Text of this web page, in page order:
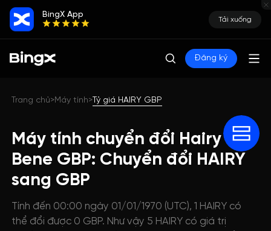
BingX App
Tải xuống
Đăng ký
Trang chủ>Máy tính>Tỷ giá HAIRY GBP
Máy tính chuyển đổi Hairy The
Bene GBP: Chuyển đổi HAIRY
sang GBP
Tính đến 00:00 ngày 01/01/1970 (UTC), 1 HAIRY có
thể đổi được 0 GBP. Như vậy 5 HAIRY có giá trị